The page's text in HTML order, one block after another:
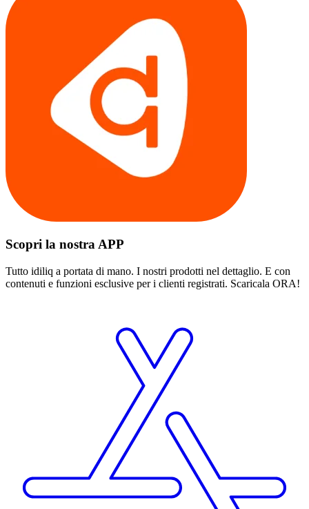
Scopri la nostra APP
Tutto idiliq a portata di mano. I nostri prodotti nel dettaglio. E con
contenuti e funzioni esclusive per i clienti registrati. Scaricala ORA!